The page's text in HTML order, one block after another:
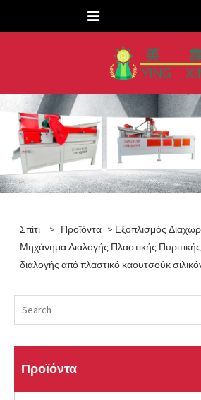
Σπίτι > Προϊόντα > Εξοπλισμός
Μηχάνημα Διαλογής Πλαστικής
διαλογής από πλαστικό καουτσούκ
Προϊόντα